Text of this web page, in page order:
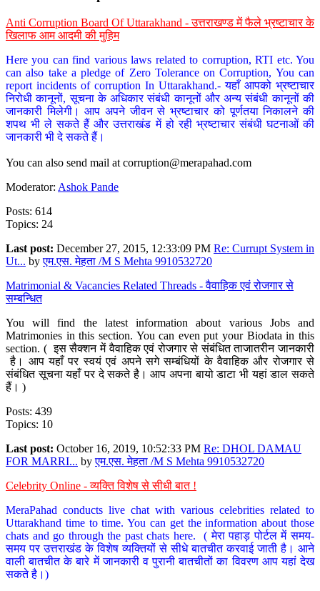
Anti Corruption Board Of Uttarakhand - उत्तराखण्ड में फैले भ्रष्टाचार के
खिलाफ आम आदमी की मुहिम
Here you can find various laws related to corruption, RTI etc. You
can also take a pledge of Zero Tolerance on Corruption, You can
report incidents of corruption In Uttarakhand.- यहाँ आपको भ्रष्टाचार
निरोधी कानूनों, सूचना के अधिकार संबंधी कानूनों और अन्य संबंधी कानूनों की
जानकारी मिलेगी। आप अपने जीवन से भ्रष्टाचार को पूर्णतया निकालने की
शपथ भी ले सकते हैं और उत्तराखंड में हो रही भ्रष्टाचार संबंधी घटनाओं की
जानकारी भी दे सकते हैं।
You can also send mail at corruption@merapahad.com
Moderator: Ashok Pande
Posts: 614
Topics: 24
Last post: December 27, 2015, 12:33:09 PM Re: Currupt System in
Ut... byएम.एस. मेहता /M S Mehta 9910532720
Matrimonial & Vacancies Related Threads - वैवाहिक एवं रोजगार से
सम्बन्धित
You will find the latest information about various Jobs and
Matrimonies in this section. You can even put your Biodata in this
section. ( इस सैक्शन में वैवाहिक एवं रोजगार से संबंधित ताजातरीन जानकारी
है। आप यहाँ पर स्वयं एवं अपने सगे सम्बंधियों के वैवाहिक और रोजगार से
संबंधित सूचना यहाँ पर दे सकते है। आप अपना बायो डाटा भी यहां डाल सकते
हैं। )
Posts: 439
Topics: 10
Last post: October 16, 2019, 10:52:33 PM Re: DHOL DAMAU
FOR MARRI... byएम.एस. मेहता /M S Mehta 9910532720
Celebrity Online - व्यक्ति विशेष से सीधी बात !
MeraPahad conducts live chat with various celebrities related to
Uttarakhand time to time. You can get the information about those
chats and go through the past chats here. ( मेरा पहाड़ पोर्टल में समय-
समय पर उत्तराखंड के विशेष व्यक्तियों से सीधे बातचीत करवाई जाती है। आने
वाली बातचीत के बारे में जानकारी व पुरानी बातचीतों का विवरण आप यहां देख
सकते है।)